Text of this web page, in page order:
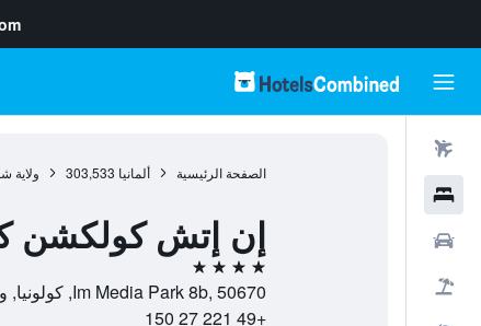
الصفحة الرئيسية ألمانيا 303,533 ولاية
إن إتش كولكشن
4 نجوم
Im Media Park 8b, 50670, كولونيا, ولاية شمال الراين وستفاليا, ألمانيا
+49 221 27 150